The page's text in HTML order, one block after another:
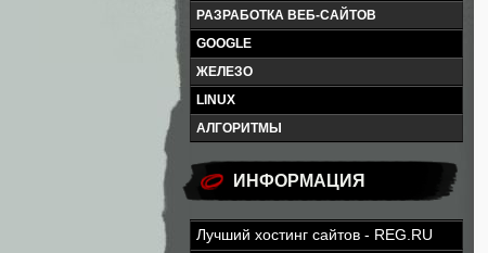
РАЗРАБОТКА ВЕБ-САЙТОВ
GOOGLE
ЖЕЛЕЗО
LINUX
АЛГОРИТМЫ
ИНФОРМАЦИЯ
Лучший хостинг сайтов - REG.RU